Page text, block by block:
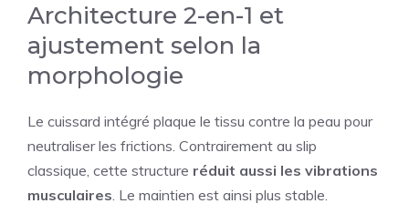
Architecture 2-en-1 et
ajustement selon la
morphologie
Le cuissard intégré plaque le tissu contre la peau pour
neutraliser les frictions. Contrairement au slip
classique, cette structure réduit aussi les vibrations
musculaires. Le maintien est ainsi plus stable.